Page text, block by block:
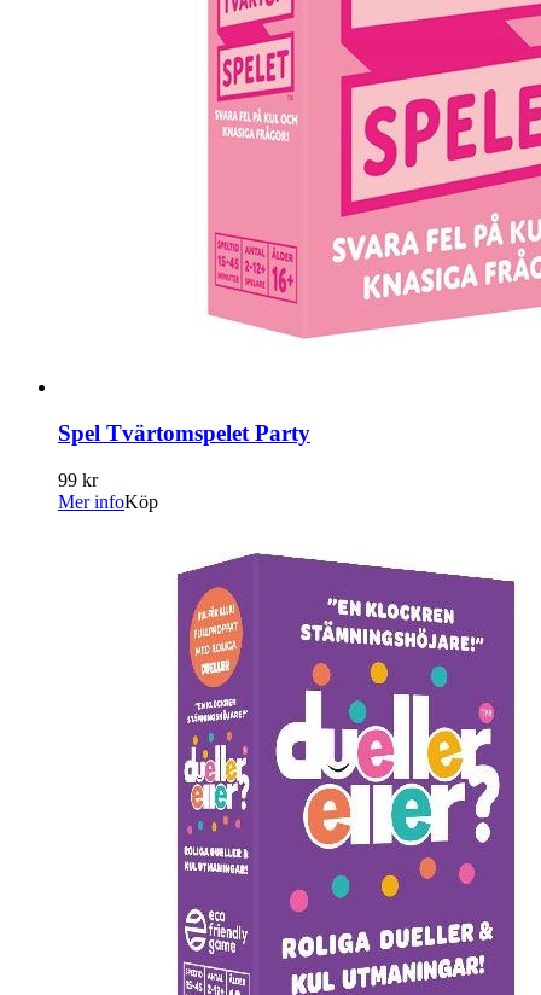
Spel Tvärtomspelet Party
99 kr
Mer infoKöp